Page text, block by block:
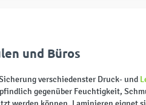
und Büros
verschiedenster Druck- und
gegenüber Feuchtigkeit,